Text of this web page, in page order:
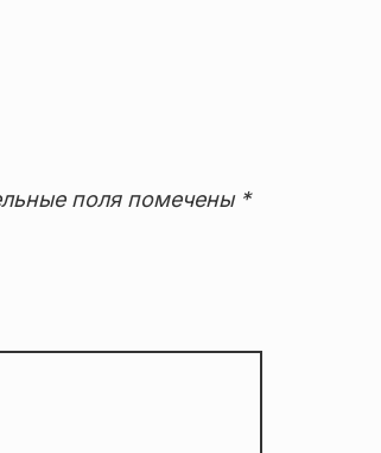
поля помечены *